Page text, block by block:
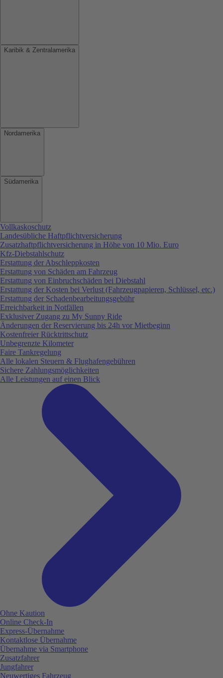
Karibik & Zentralamerika
Nordamerika
Südamerika
Vollkaskoschutz
Landesübliche Haftpflichtversicherung
Zusatzhaftpflichtversicherung in Höhe von 10 Mio. Euro
Kfz-Diebstahlschutz
Erstattung der Abschleppkosten
Erstattung von Schäden am Fahrzeug
Erstattung von Einbruchschäden bei Diebstahl
Erstattung der Kosten bei Verlust (Fahrzeugpapieren, Schlüssel, etc.)
Erstattung der Schadenbearbeitungsgebühr
Erreichbarkeit in Notfällen
Exklusiver Zugang zu My Sunny Ride
Änderungen der Reservierung bis 24h vor Mietbeginn
Kostenfreier Rücktrittschutz
Unbegrenzte Kilometer
Faire Tankregelung
Alle lokalen Steuern & Flughafengebühren
Sichere Zahlungsmöglichkeiten
Alle Leistungen auf einen Blick
Ohne Kaution
Online Check-In
Express-Übernahme
Kontaktlose Übernahme
Übernahme via Smartphone
Zusatzfahrer
Jungfahrer
Neuwertiges Fahrzeug